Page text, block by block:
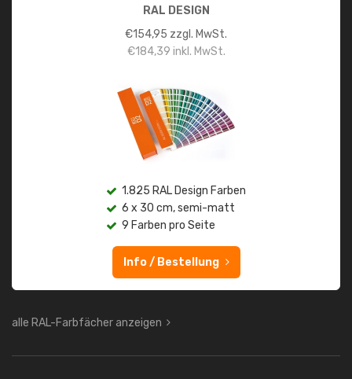
RAL DESIGN
€154,95 zzgl. MwSt.
€184,39 inkl. MwSt.
1.825 RAL Design Farben
6 x 30 cm, semi-matt
9 Farben pro Seite
Info / Bestellung
alle RAL-Farbfächer anzeigen